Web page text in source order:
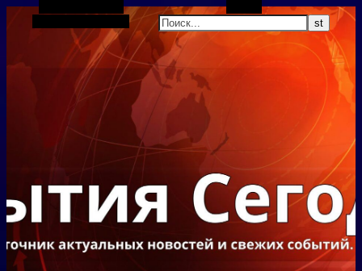
Боковая панель